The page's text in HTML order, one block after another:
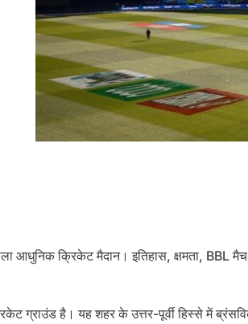
आधुनिक क्रिकेट मैदान। इतिहास, क्षमता, BBL
ग्राउंड है। यह शहर के उत्तर-पूर्वी हिस्से में